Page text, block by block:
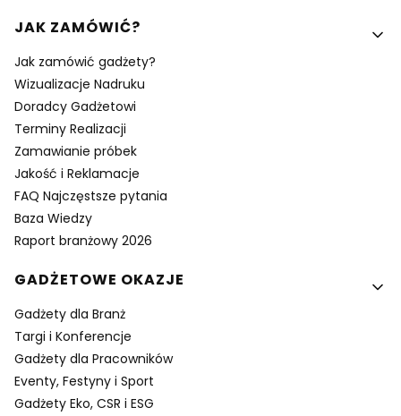
Linki w stopce
JAK ZAMÓWIĆ?
Jak zamówić gadżety?
Wizualizacje Nadruku
Doradcy Gadżetowi
Terminy Realizacji
Zamawianie próbek
Jakość i Reklamacje
FAQ Najczęstsze pytania
Baza Wiedzy
Raport branżowy 2026
GADŻETOWE OKAZJE
Gadżety dla Branż
Targi i Konferencje
Gadżety dla Pracowników
Eventy, Festyny i Sport
Gadżety Eko, CSR i ESG